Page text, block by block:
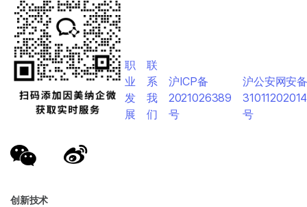
创新技术
职
业
发
展
联
系
我
们
沪ICP备
2021026389
号
沪公安网安
号